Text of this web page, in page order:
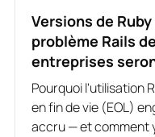
Versions de
problème Rails
entreprises
Pourquoi l'utilisation
en fin de vie (EOL)
accru — et comment